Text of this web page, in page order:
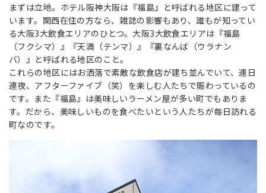
まずは立地。ホテル阪神大阪は『福島』と呼ばれる地区に建って
います。関西在住の方なら、雑誌の影響もあり、誰もが知ってい
る大阪3大飲食エリアのひとつ。大阪3大飲食エリアは『福島
（フクシマ）』『天満（テンマ）』『裏なんば（ウラナン
バ）』と呼ばれる地区のこと。
これらの地区にはお洒落で素敵な飲食店が建ち並んでいて、連日
連夜、アフターファイブ（笑）を楽しむ人たちで賑わっているの
です。また『福島』は美味しいラーメン屋が多い町でもありま
す。だから、美味しいものを食べたいという人たちが毎日訪れる
町なのです。